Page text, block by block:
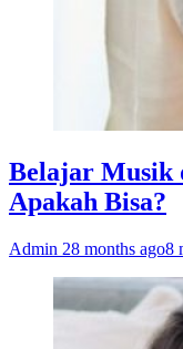
Belajar Musik
Apakah Bisa?
Admin 28 months ago8